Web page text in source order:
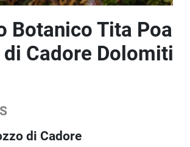
Botanico Tita Poa
Cadore Dolomiti
di Cadore